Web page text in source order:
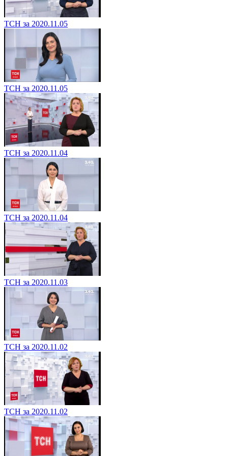
ТСН за 2020.11.05
ТСН за 2020.11.05
ТСН за 2020.11.04
ТСН за 2020.11.04
ТСН за 2020.11.03
ТСН за 2020.11.02
ТСН за 2020.11.02